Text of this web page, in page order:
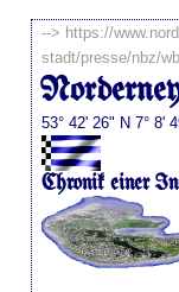
--> https://
stadt/presse/nbz/
53° 42' 26" N 7° 8'
Chronik einer